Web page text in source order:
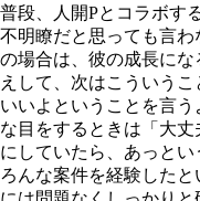
普段、人開Pとコラボす
不明瞭だと思っても言
の場合は、彼の成長に
えして、次はこういう
いいよということを言
な目をするときは「大
にしていたら、あっと
ろんな案件を経験した